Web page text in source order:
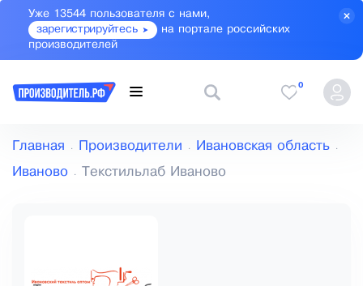
Уже 13544 пользователя с нами,
зарегистрируйтесь
на портале российских
производителей
0
Главная Производители Ивановская область
Иваново Текстильлаб Иваново